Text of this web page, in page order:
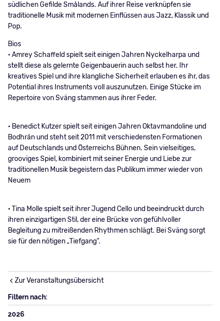
südlichen Gefilde Smålands. Auf ihrer Reise verknüpfen sie
traditionelle Musik mit modernen Einflüssen aus Jazz, Klassik und
Pop.
Bios
• Amrey Schaffeld spielt seit einigen Jahren Nyckelharpa und
stellt diese als gelernte Geigenbauerin auch selbst her. Ihr
kreatives Spiel und ihre klangliche Sicherheit erlauben es ihr, das
Potential ihres Instruments voll auszunutzen. Einige Stücke im
Repertoire von Sväng stammen aus ihrer Feder.
• Benedict Kutzer spielt seit einigen Jahren Oktavmandoline und
Bodhrán und steht seit 2011 mit verschiedensten Formationen
auf Deutschlands und Österreichs Bühnen. Sein vielseitiges,
grooviges Spiel, kombiniert mit seiner Energie und Liebe zur
traditionellen Musik begeistern das Publikum immer wieder von
Neuem
• Tina Molle spielt seit ihrer Jugend Cello und beeindruckt durch
ihren einzigartigen Stil, der eine Brücke von gefühlvoller
Begleitung zu mitreißenden Rhythmen schlägt. Bei Sväng sorgt
sie für den nötigen „Tiefgang".
Zur Veranstaltungsübersicht
Filtern nach:
2026